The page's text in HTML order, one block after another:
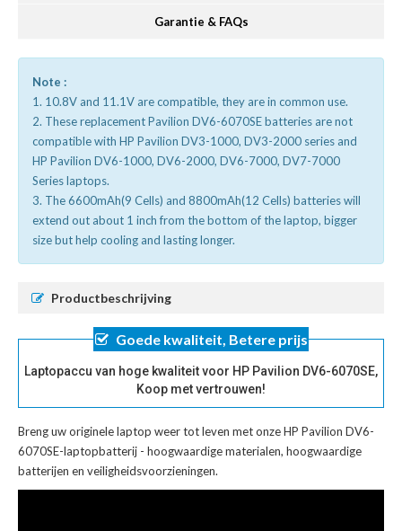
Garantie & FAQs
Note :
1. 10.8V and 11.1V are compatible, they are in common use.
2. These replacement Pavilion DV6-6070SE batteries are not
compatible with HP Pavilion DV3-1000, DV3-2000 series and
HP Pavilion DV6-1000, DV6-2000, DV6-7000, DV7-7000
Series laptops.
3. The 6600mAh(9 Cells) and 8800mAh(12 Cells) batteries will
extend out about 1 inch from the bottom of the laptop, bigger
size but help cooling and lasting longer.
Productbeschrijving
Goede kwaliteit, Betere prijs
Laptopaccu van hoge kwaliteit voor HP Pavilion DV6-6070SE,
Koop met vertrouwen!
Breng uw originele laptop weer tot leven met onzeHP Pavilion DV6-
6070SE-laptopbatterij - hoogwaardige materialen, hoogwaardige
batterijen en veiligheidsvoorzieningen.